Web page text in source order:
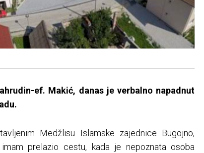
ef. Makić, danas je verbalno napadnut
Medžlisu Islamske zajednice Bugojno,
prelazio cestu, kada je nepoznata osoba